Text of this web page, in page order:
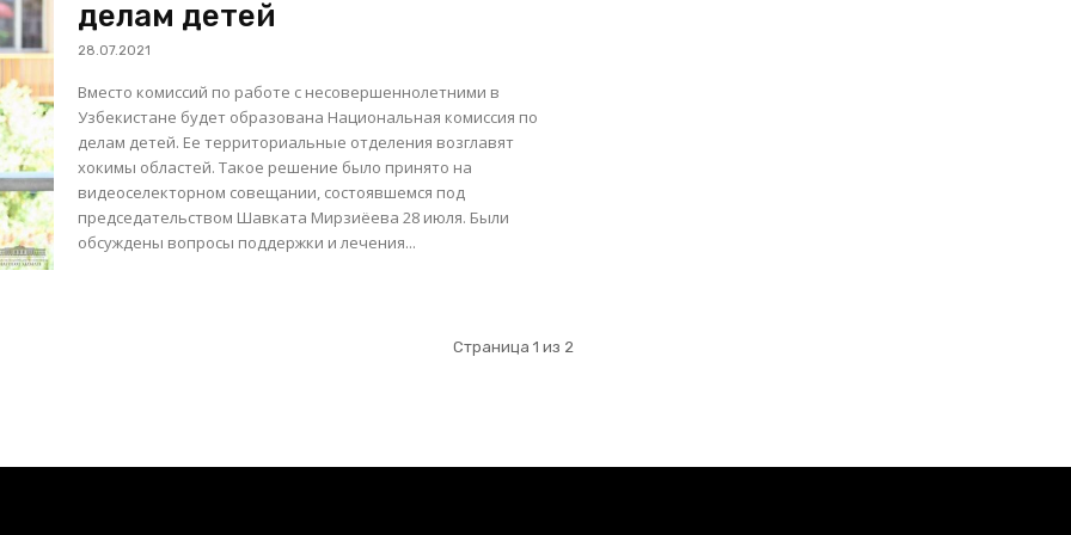
делам детей
28.07.2021
Вместо комиссий по работе с несовершеннолетними в
Узбекистане будет образована Национальная комиссия по
делам детей. Ее территориальные отделения возглавят
хокимы областей. Такое решение было принято на
видеоселекторном совещании, состоявшемся под
председательством Шавката Мирзиёева 28 июля. Были
обсуждены вопросы поддержки и лечения...
Страница 1 из 2